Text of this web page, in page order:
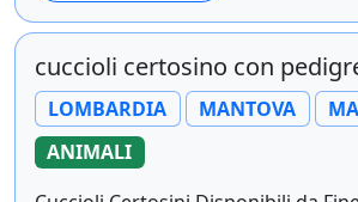
cuccioli certosino con
LOMBARDIA MANTOVA
ANIMALI